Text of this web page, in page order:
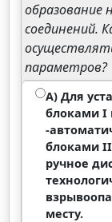
образование
соединений.
параметров?
А) Для
блоками I
-
блоками II
ручное
месту.